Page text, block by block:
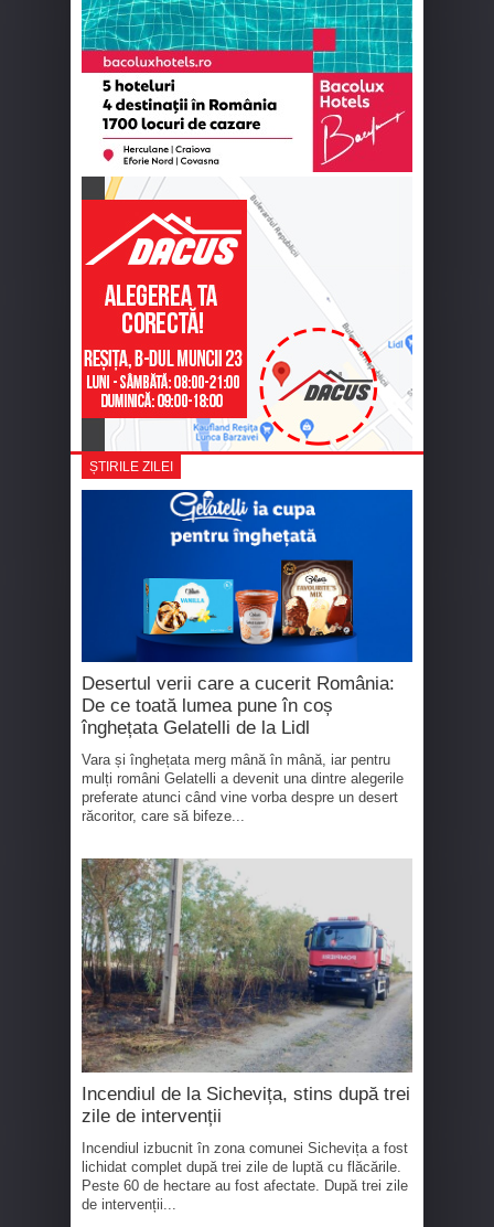
ȘTIRILE ZILEI
Desertul verii care a cucerit România:
De ce toată lumea pune în coș
înghețata Gelatelli de la Lidl
Vara și înghețata merg mână în mână, iar pentru
mulți români Gelatelli a devenit una dintre alegerile
preferate atunci când vine vorba despre un desert
răcoritor, care să bifeze...
Incendiul de la Sichevița, stins după trei
zile de intervenții
Incendiul izbucnit în zona comunei Sichevița a fost
lichidat complet după trei zile de luptă cu flăcările.
Peste 60 de hectare au fost afectate. După trei zile
de intervenții...